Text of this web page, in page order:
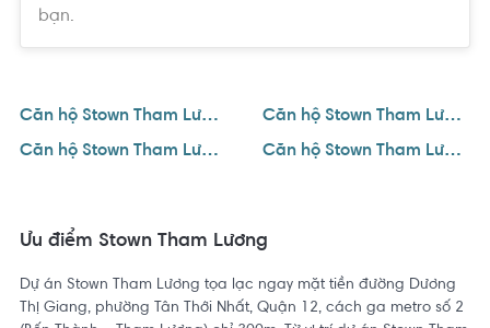
(Bến Thành – Tham Lương) chỉ 300m.
Sơn Nhất.
Bên cạnh đó, từ đây cư dân còn thuận tiện di chuyển đến Quốc
bạn.
Căn hộ Stown Tham Lương
Căn hộ Stown Tham Lương 1 phòng ngủ
Căn hộ Stown Tham Lương 2 phòng ngủ
Căn hộ Stown Tham Lương 3 phòng ngủ
Ưu điểm Stown Tham Lương
Dự án Stown Tham Lương tọa lạc ngay mặt tiền đường Dương
Thị Giang, phường Tân Thới Nhất, Quận 12, cách ga metro số 2